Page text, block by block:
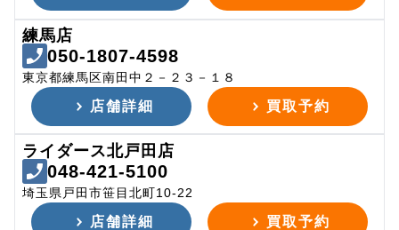
練馬店
050-1807-4598
東京都練馬区南田中２－２３－１８
店舗詳細 買取予約
ライダース北戸田店
048-421-5100
埼玉県戸田市笹目北町10-22
店舗詳細 買取予約